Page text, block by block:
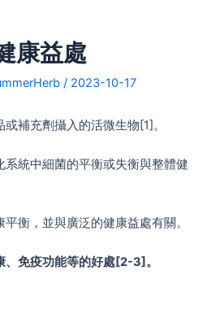
康益處
/ 2023-10-17
補充劑攝入的活微生物[1]。
系統中細菌的平衡或失衡與整體健
衡，並與廣泛的健康益處有關。
免疫功能等的好處[2-3]。